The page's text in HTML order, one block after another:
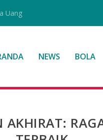
Uang
NEWS BOLA